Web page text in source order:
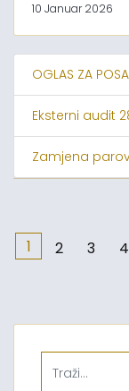
10 Januar 2026
OGLAS ZA
Eksterni audit
Zamjena
1 2 3 4